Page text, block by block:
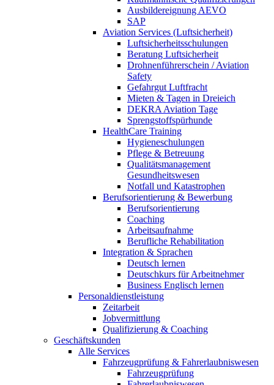
Ausbildereignung AEVO
SAP
Aviation Services (Luftsicherheit)
Luftsicherheitsschulungen
Beratung Luftsicherheit
Drohnenführerschein / Aviation
Safety
Gefahrgut Luftfracht
Mieten & Tagen in Dreieich
DEKRA Aviation Tage
Sprengstoffspürhunde
HealthCare Training
Hygieneschulungen
Pflege & Betreuung
Qualitätsmanagement
Gesundheitswesen
Notfall und Katastrophen
Berufsorientierung & Bewerbung
Berufsorientierung
Coaching
Arbeitsaufnahme
Berufliche Rehabilitation
Integration & Sprachen
Deutsch lernen
Deutschkurs für Arbeitnehmer
Business Englisch lernen
Personaldienstleistung
Zeitarbeit
Jobvermittlung
Qualifizierung & Coaching
Geschäftskunden
Alle Services
Fahrzeugprüfung & Fahrerlaubniswesen
Fahrzeugprüfung